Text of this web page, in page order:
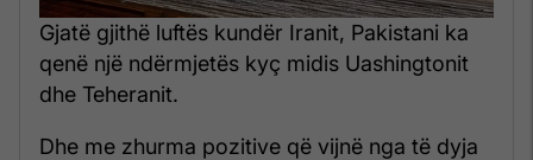
Gjatë gjithë luftës kundër Iranit, Pakistani ka
qenë një ndërmjetës kyç midis Uashingtonit
dhe Teheranit.
Dhe me zhurma pozitive që vijnë nga të dyja